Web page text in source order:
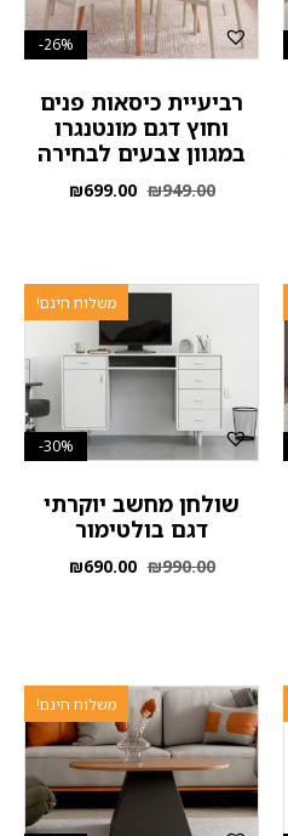
26%-
רביעיית כיסאות פנים
וחוץ דגם מונטנגרו
במגוון צבעים לבחירה
₪949.00
₪699.00
משלוח חינם!
30%-
שולחן מחשב יוקרתי
דגם בולטימור
₪990.00
₪690.00
משלוח חינם!